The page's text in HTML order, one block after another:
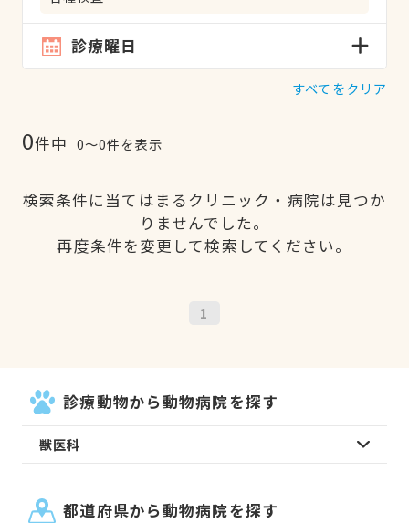
診療曜日
すべてをクリア
0件中 0〜0件を表示
検索条件に当てはまるクリニック・病院は見つか
りませんでした。
再度条件を変更して検索してください。
1
診療動物から動物病院を探す
獣医科
都道府県から動物病院を探す